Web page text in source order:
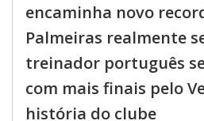
encaminha novo
Palmeiras realmente
treinador português
com mais finais pelo
história do clube